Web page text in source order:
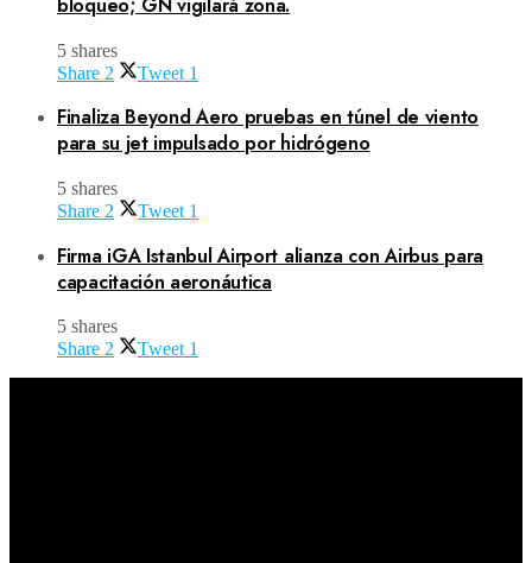
5 shares
Share 2 Tweet 1
Finaliza Beyond Aero pruebas en túnel de viento
para su jet impulsado por hidrógeno
5 shares
Share 2 Tweet 1
Firma iGA Istanbul Airport alianza con Airbus para
capacitación aeronáutica
5 shares
Share 2 Tweet 1